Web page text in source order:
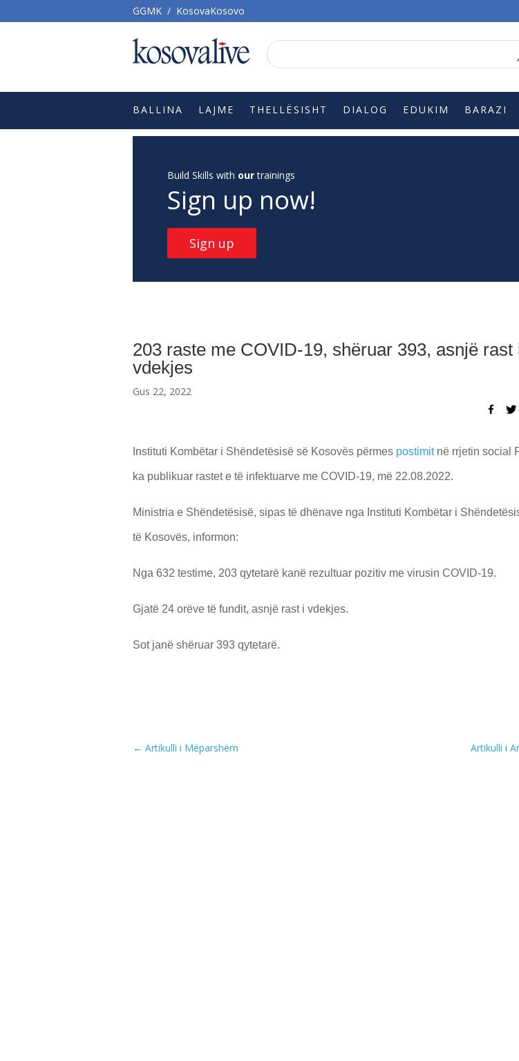
GGMK / KosovaKosovo
BALLINA LAJME THELLËSISHT DIALOG EDUKIM BARAZI
Build Skills with ourtrainings
Sign up now!
Sign up
203 raste me COVID-19, shëruar 393, asnjë rast
vdekjes
Gus 22, 2022
Instituti Kombëtar i Shëndetësisë së Kosovës përmes postimitnë rrjetin social
ka publikuar rastet e të infektuarve me COVID-19, më 22.08.2022.
Ministria e Shëndetësisë, sipas të dhënave nga Instituti Kombëtar i
të Kosovës, informon:
Nga 632 testime, 203 qytetarë kanë rezultuar pozitiv me virusin COVID-19.
Gjatë 24 orëve të fundit, asnjë rast i vdekjes.
Sot janë shëruar 393 qytetarë.
← Artikulli i Mëparshëm Artikulli i